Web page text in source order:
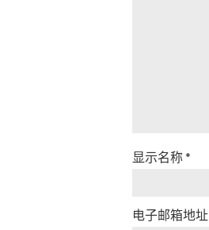
显示名称*
电子邮箱地址